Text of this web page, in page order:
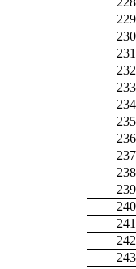
229
230
231
232
233
234
235
236
237
238
239
240
241
242
243